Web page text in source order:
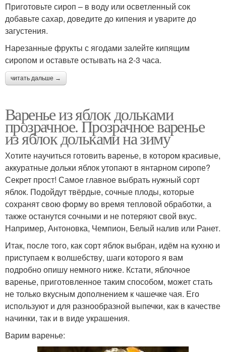
Приготовьте сироп – в воду или осветленный сок
добавьте сахар, доведите до кипения и уварите до
загустения.
Нарезанные фрукты с ягодами залейте кипящим
сиропом и оставьте остывать на 2-3 часа.
читать дальше →
Варенье из яблок дольками
прозрачное. Прозрачное варенье
из яблок дольками на зиму
Хотите научиться готовить варенье, в котором красивые,
аккуратные дольки яблок утопают в янтарном сиропе?
Секрет прост! Самое главное выбрать нужный сорт
яблок. Подойдут твёрдые, сочные плоды, которые
сохранят свою форму во время тепловой обработки, а
также останутся сочными и не потеряют свой вкус.
Например, Антоновка, Чемпион, Белый налив или Ранет.
Итак, после того, как сорт яблок выбран, идём на кухню и
приступаем к волшебству, шаги которого я вам
подробно опишу немного ниже. Кстати, яблочное
варенье, приготовленное таким способом, может стать
не только вкусным дополнением к чашечке чая. Его
используют и для разнообразной выпечки, как в качестве
начинки, так и в виде украшения.
Варим варенье: